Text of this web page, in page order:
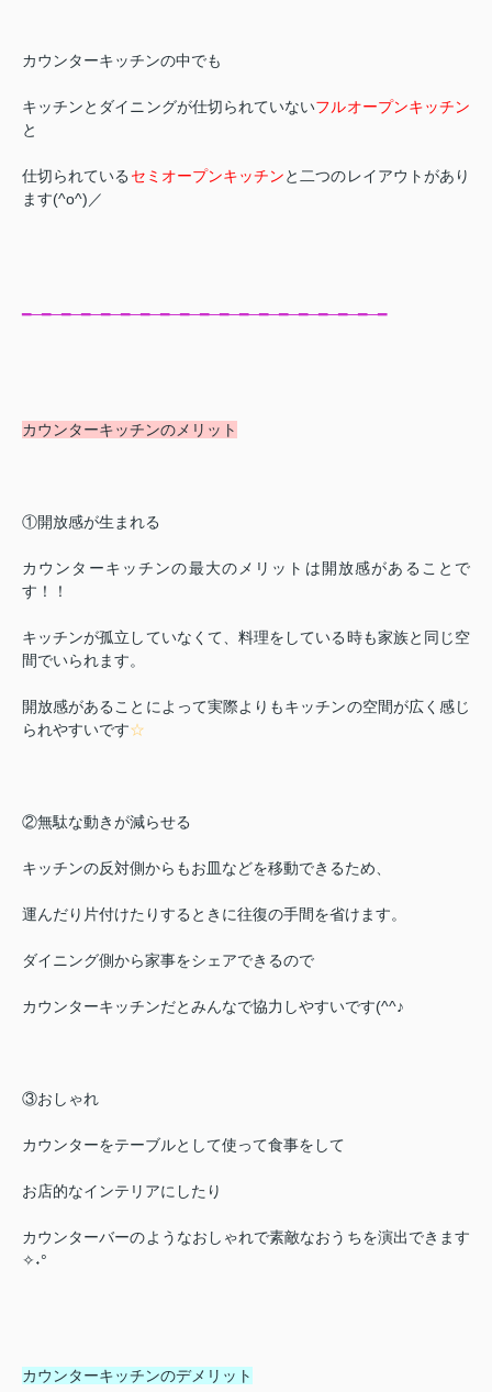
カウンターキッチンの中でも
キッチンとダイニングが仕切られていないフルオープンキッチン
と
仕切られている セミオープンキッチンと二つのレイアウトがあり
ます(^o^)／
━─━─━─━─━─━─━─━─━─━─━─━─━─━─━─━─━─━─━
カウンターキッチンのメリット
①開放感が生まれる
カウンターキッチンの最大のメリットは開放感があることで
す！！
キッチンが孤立していなくて、料理をしている時も家族と同じ空
間でいられます。
開放感があることによって実際よりもキッチンの空間が広く感じ
られやすいです☆
②無駄な動きが減らせる
キッチンの反対側からもお皿などを移動できるため、
運んだり片付けたりするときに往復の手間を省けます。
ダイニング側から家事をシェアできるので
カウンターキッチンだとみんなで協力しやすいです(^^♪
③おしゃれ
カウンターをテーブルとして使って食事をして
お店的なインテリアにしたり
カウンターバーのようなおしゃれで素敵なおうちを演出できます
✧˖°
カウンターキッチンのデメリット